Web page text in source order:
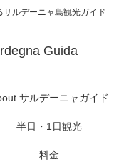
ルデーニャ島観光ガイド
Guida
サルデーニャガイド
半日・1日観光
料金